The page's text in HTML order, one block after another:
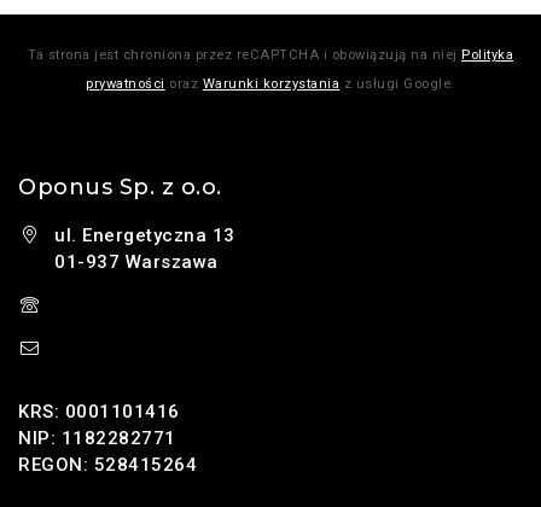
Ta strona jest chroniona przez reCAPTCHA i obowiązują na niej Polityka
prywatności oraz Warunki korzystania z usługi Google.
Oponus Sp. z o.o.
ul. Energetyczna 13
01-937 Warszawa
KRS: 0001101416
NIP: 1182282771
REGON: 528415264